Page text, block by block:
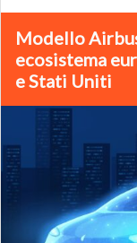
Modello
ecosistema
e Stati Uniti